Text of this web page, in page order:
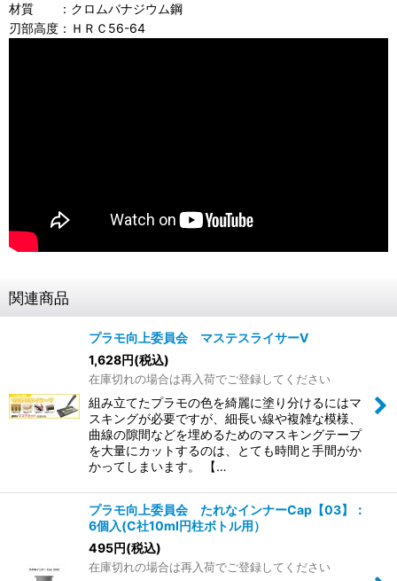
材質 ：クロムバナジウム鋼
刃部高度：ＨＲＣ56-64
関連商品
プラモ向上委員会 マステスライサーV
1,628円(税込)
在庫切れの場合は再入荷でご登録してください
組み立てたプラモの色を綺麗に塗り分けるにはマ
スキングが必要ですが、細長い線や複雑な模様、
曲線の隙間などを埋めるためのマスキングテープ
を大量にカットするのは、とても時間と手間がか
かってしまいます。 【…
プラモ向上委員会 たれなインナーCap【03】：
6個入(C社10ml円柱ボトル用）
495円(税込)
在庫切れの場合は再入荷でご登録してください